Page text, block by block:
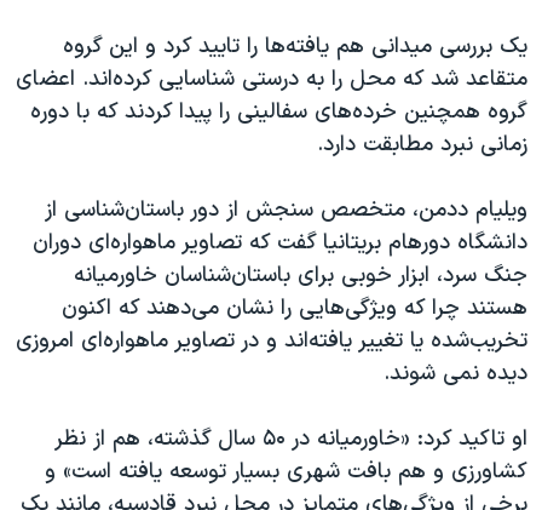
یک بررسی میدانی هم یافته‌ها را تایید کرد و این گروه
متقاعد شد که محل را به درستی شناسایی کرده‌اند. اعضای
گروه همچنین خرده‌های سفالینی را پیدا کردند که با دوره
زمانی نبرد مطابقت دارد.
ویلیام ددمن، متخصص سنجش از دور باستان‌شناسی از
دانشگاه دورهام بریتانیا گفت که تصاویر ماهواره‌ای دوران
جنگ سرد، ابزار خوبی برای باستان‌شناسان خاورمیانه
هستند چرا که ویژگی‌هایی را نشان می‌دهند که اکنون
تخریب‌شده یا تغییر یافته‌اند و در تصاویر ماهواره‌ای امروزی
دیده نمی شوند.
او تاکید کرد: «خاورمیانه در ۵۰ سال گذشته، هم از نظر
کشاورزی و هم بافت شهری بسیار توسعه یافته است» و